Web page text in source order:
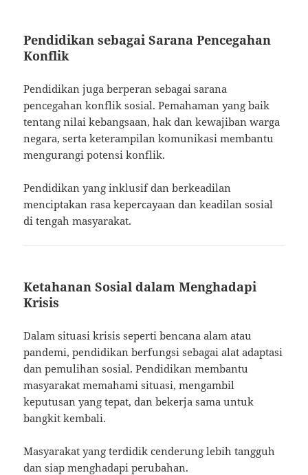
Pendidikan sebagai Sarana Pencegahan
Konflik
Pendidikan juga berperan sebagai sarana
pencegahan konflik sosial. Pemahaman yang baik
tentang nilai kebangsaan, hak dan kewajiban warga
negara, serta keterampilan komunikasi membantu
mengurangi potensi konflik.
Pendidikan yang inklusif dan berkeadilan
menciptakan rasa kepercayaan dan keadilan sosial
di tengah masyarakat.
Ketahanan Sosial dalam Menghadapi
Krisis
Dalam situasi krisis seperti bencana alam atau
pandemi, pendidikan berfungsi sebagai alat adaptasi
dan pemulihan sosial. Pendidikan membantu
masyarakat memahami situasi, mengambil
keputusan yang tepat, dan bekerja sama untuk
bangkit kembali.
Masyarakat yang terdidik cenderung lebih tangguh
dan siap menghadapi perubahan.